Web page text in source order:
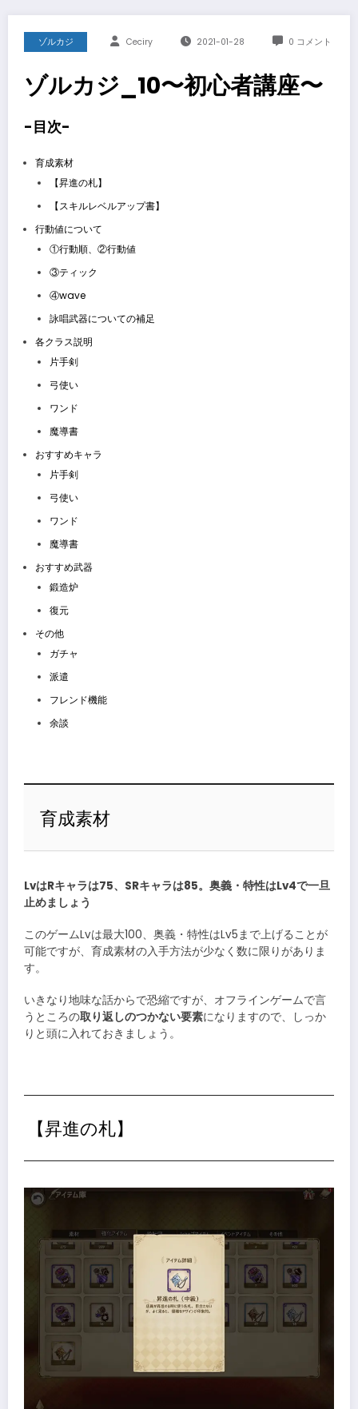
ゾルカジ Ceciry 2021-01-28 0 コメント
ゾルカジ_10〜初心者講座〜
-目次-
育成素材
【昇進の札】
【スキルレベルアップ書】
行動値について
①行動順、②行動値
③ティック
④wave
詠唱武器についての補足
各クラス説明
片手剣
弓使い
ワンド
魔導書
おすすめキャラ
片手剣
弓使い
ワンド
魔導書
おすすめ武器
鍛造炉
復元
その他
ガチャ
派遣
フレンド機能
余談
育成素材
LvはRキャラは75、SRキャラは85。奥義・特性はLv4で一旦
止めましょう
このゲームLvは最大100、奥義・特性はLv5まで上げることが
可能ですが、育成素材の入手方法が少なく数に限りがありま
す。
いきなり地味な話からで恐縮ですが、オフラインゲームで言
うところの取り返しのつかない要素になりますので、しっか
りと頭に入れておきましょう。
【昇進の札】